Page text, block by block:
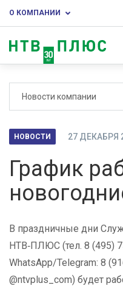
О КОМПАНИИ
Новости компании
НОВОСТИ 27 ДЕКАБРЯ
График
В праздничные дни
НТВ‑ПЛЮС (тел. 8 (495)
WhatsApp/Telegram: 8
@ntvplus_com) будет